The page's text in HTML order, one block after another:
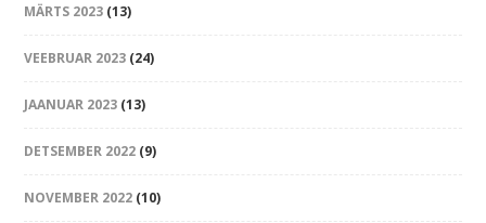
MÄRTS 2023 (13)
VEEBRUAR 2023 (24)
JAANUAR 2023 (13)
DETSEMBER 2022 (9)
NOVEMBER 2022 (10)